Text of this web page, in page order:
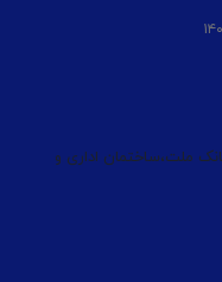
لشگری،کیلومتر 14،جنب بانک ملت،ساختمان اداری و